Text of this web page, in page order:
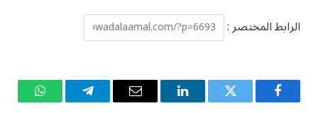
الرابط المختصر :
فيسبوك تويتر لينكدإن
البريد
تيلقرام واتساب